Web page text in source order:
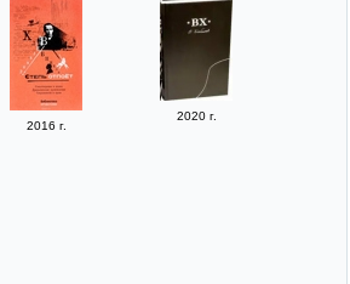
2016 г.
2020 г.